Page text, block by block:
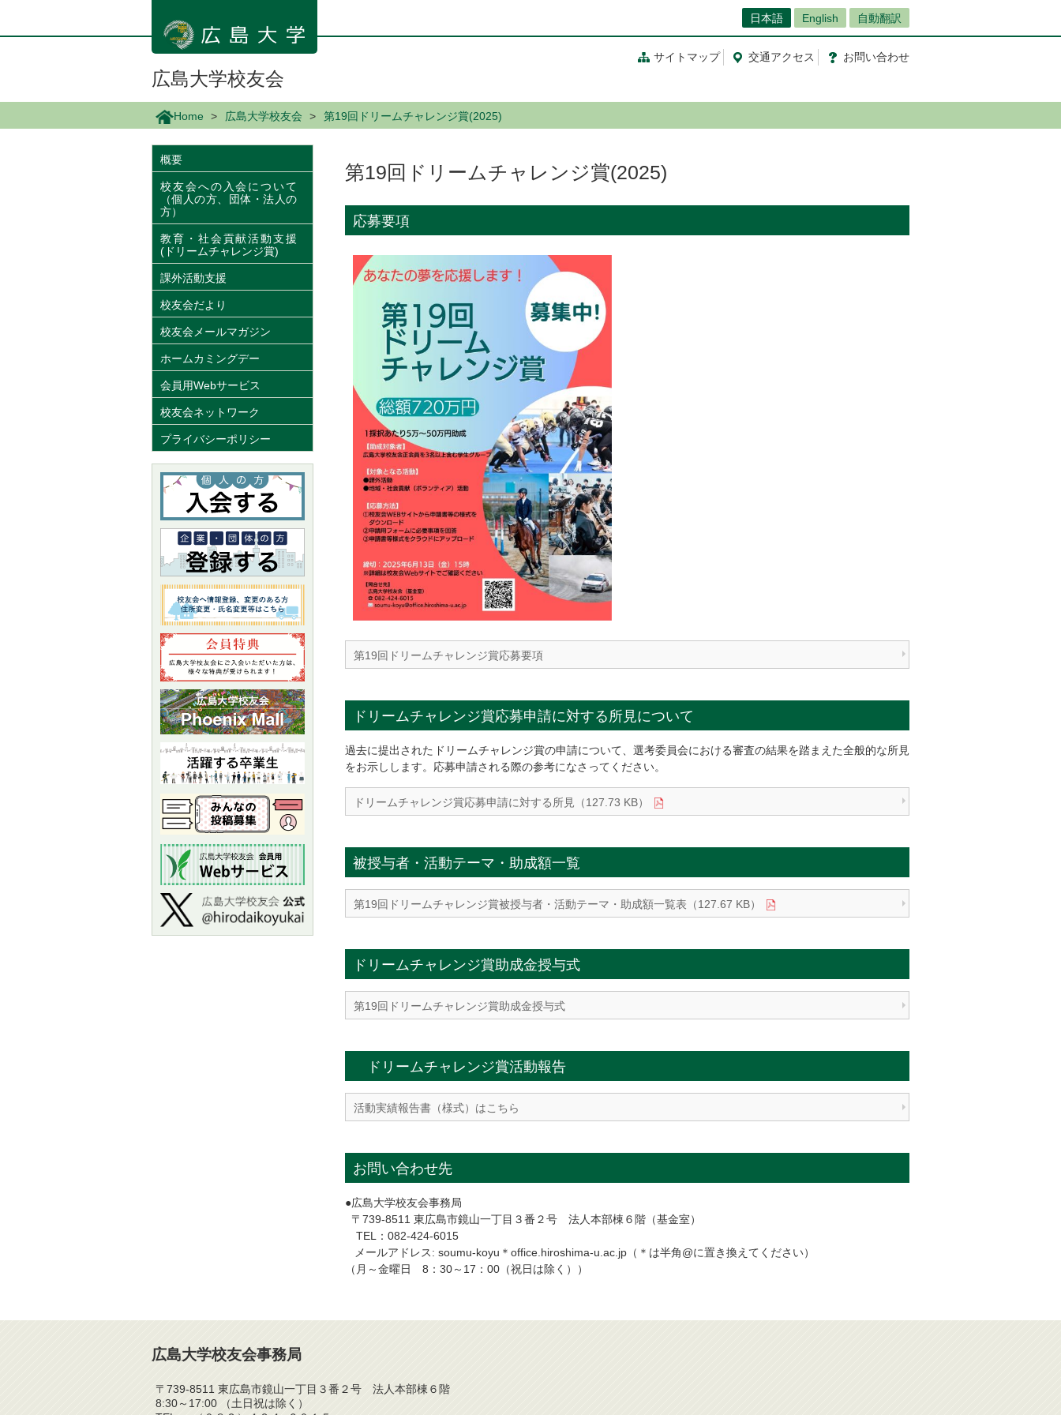
ン
日本語 English 自動翻訳
サイトマップ 交通アクセス お問い合わせ
広島大学校友会
Home 広島大学校友会 第19回ドリームチャレンジ賞(2025)
第19回ドリームチャレンジ賞(2025)
応募要項
第19回ドリームチャレンジ賞応募要項
ドリームチャレンジ賞応募申請に対する所見について
過去に提出されたドリームチャレンジ賞の申請について、選考委員会における審査の結果を踏まえた全般的な所見
をお示しします。応募申請される際の参考になさってください。
ドリームチャレンジ賞応募申請に対する所見（127.73 KB）
被授与者・活動テーマ・助成額一覧
第19回ドリームチャレンジ賞被授与者・活動テーマ・助成額一覧表（127.67 KB）
ドリームチャレンジ賞助成金授与式
第19回ドリームチャレンジ賞助成金授与式
ドリームチャレンジ賞活動報告
活動実績報告書（様式）はこちら
お問い合わせ先
●広島大学校友会事務局
〒739-8511 東広島市鏡山一丁目３番２号 法人本部棟６階（基金室）
TEL：082-424-6015
メールアドレス: soumu-koyu＊office.hiroshima-u.ac.jp（＊は半角@に置き換えてください）
（月～金曜日 8：30～17：00（祝日は除く））
概要
校友会への入会について
（個人の方、団体・法人の
方）
教育・社会貢献活動支援
(ドリームチャレンジ賞)
課外活動支援
校友会だより
校友会メールマガジン
ホームカミングデー
会員用Webサービス
校友会ネットワーク
プライバシーポリシー
広島大学校友会事務局
〒739-8511 東広島市鏡山一丁目３番２号 法人本部棟６階
8:30～17:00 （土日祝は除く）